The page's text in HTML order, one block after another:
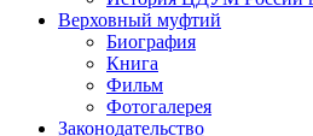
Верховный муфтий
Биография
Книга
Фильм
Фотогалерея
Законодательство